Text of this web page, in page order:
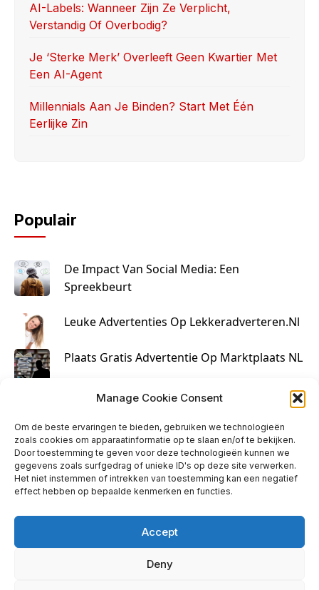
Manage Cookie Consent
Om de beste ervaringen te bieden, gebruiken we technologieën
zoals cookies om apparaatinformatie op te slaan en/of te bekijken.
Door toestemming te geven voor deze technologieën kunnen we
gegevens zoals surfgedrag of unieke ID's op deze site verwerken.
Het niet instemmen of intrekken van toestemming kan een negatief
effect hebben op bepaalde kenmerken en functies.
Accept
Deny
AI-Labels: Wanneer Zijn Ze Verplicht,
Verstandig Of Overbodig?
Je ‘sterke Merk’ Overleeft Geen Kwartier Met
Een AI-Agent
Millennials Aan Je Binden? Start Met Één
Eerlijke Zin
Populair
De Impact Van Social Media: Een
Spreekbeurt
Leuke Advertenties Op Lekkeradverteren.nl
Plaats Gratis Advertentie Op Marktplaats NL
Kruisbestuiving Voor Succesvolle Marketing